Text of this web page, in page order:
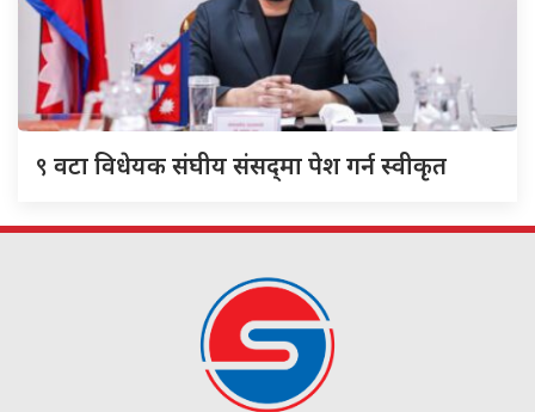
९ वटा विधेयक संघीय संसद्‌मा पेश गर्न स्वीकृत